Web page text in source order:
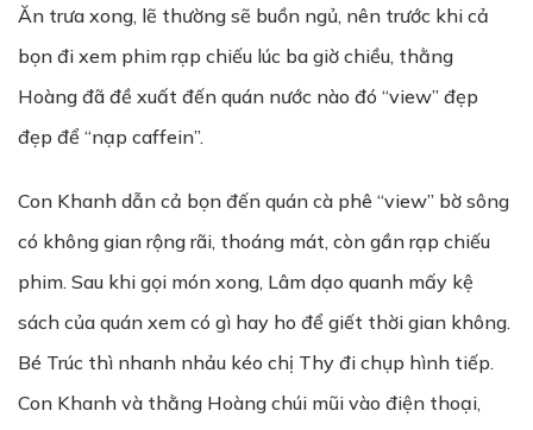
Ăn trưa xong, lẽ thường sẽ buồn ngủ, nên trước khi cả
bọn đi xem phim rạp chiếu lúc ba giờ chiều, thằng
Hoàng đã đề xuất đến quán nước nào đó “view” đẹp
đẹp để “nạp caffein”.
Con Khanh dẫn cả bọn đến quán cà phê “view” bờ sông
có không gian rộng rãi, thoáng mát, còn gần rạp chiếu
phim. Sau khi gọi món xong, Lâm dạo quanh mấy kệ
sách của quán xem có gì hay ho để giết thời gian không.
Bé Trúc thì nhanh nhảu kéo chị Thy đi chụp hình tiếp.
Con Khanh và thằng Hoàng chúi mũi vào điện thoại,